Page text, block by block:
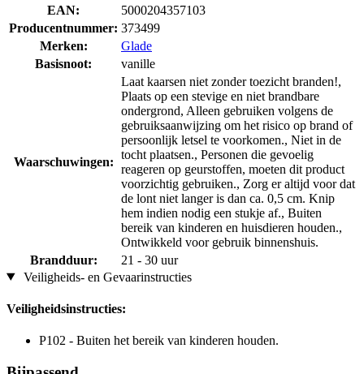
EAN:
5000204357103
Producentnummer: 373499
Merken:
Glade
Basisnoot:
vanille
Waarschuwingen:
Laat kaarsen niet zonder toezicht branden!,
Plaats op een stevige en niet brandbare
ondergrond, Alleen gebruiken volgens de
gebruiksaanwijzing om het risico op brand of
persoonlijk letsel te voorkomen., Niet in de
tocht plaatsen., Personen die gevoelig
reageren op geurstoffen, moeten dit product
voorzichtig gebruiken., Zorg er altijd voor dat
de lont niet langer is dan ca. 0,5 cm. Knip
hem indien nodig een stukje af., Buiten
bereik van kinderen en huisdieren houden.,
Ontwikkeld voor gebruik binnenshuis.
Brandduur:
21 - 30 uur
Veiligheids- en Gevaarinstructies
Veiligheidsinstructies:
P102 - Buiten het bereik van kinderen houden.